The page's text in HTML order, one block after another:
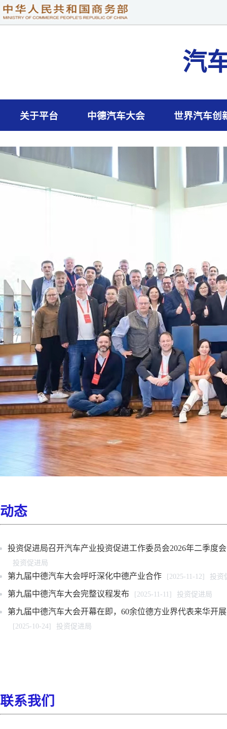
汽
关于平台 中德汽车大会 世界汽车创
投资促进局召开汽车产业投资促进工作委员会2026年二季度会
投资促进局
第九届中德汽车大会呼吁深化中德产业合作 [2025-11-12] 投资
第九届中德汽车大会完整议程发布 [2025-11-11] 投资促进局
第九届中德汽车大会开幕在即，60余位德方业界代表来华开
[2025-10-24] 投资促进局
动态
联系我们